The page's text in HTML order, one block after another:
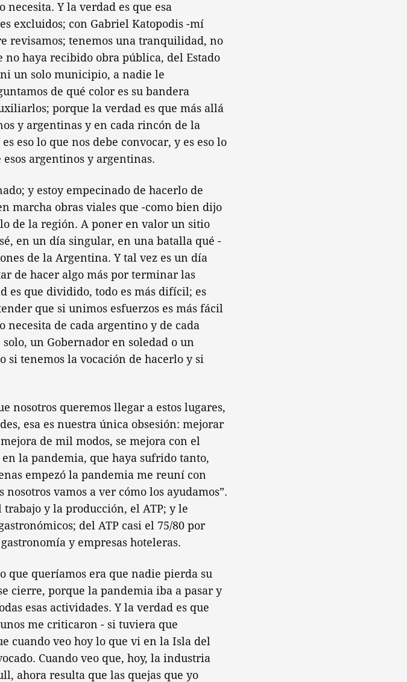
Y la verdad es que esa
excluidos; con Gabriel Katopodis -mí
revisamos; tenemos una tranquilidad, no
haya recibido obra pública, del Estado
un solo municipio, a nadie le
de qué color es su bandera
porque la verdad es que más allá
y argentinas y en cada rincón de la
eso lo que nos debe convocar, y es eso lo
argentinos y argentinas.
y estoy empecinado de hacerlo de
marcha obras viales que -como bien dijo
de la región. A poner en valor un sitio
en un día singular, en una batalla qué -
de la Argentina. Y tal vez es un día
de hacer algo más por terminar las
es que dividido, todo es más difícil; es
que si unimos esfuerzos es más fácil
necesita de cada argentino y de cada
un Gobernador en soledad o un
tenemos la vocación de hacerlo y si
nosotros queremos llegar a estos lugares,
esa es nuestra única obsesión: mejorar
de mil modos, se mejora con el
la pandemia, que haya sufrido tanto,
empezó la pandemia me reuní con
vamos a ver cómo los ayudamos”.
y la producción, el ATP; y le
del ATP casi el 75/80 por
y empresas hoteleras.
que queríamos era que nadie pierda su
cierre, porque la pandemia iba a pasar y
esas actividades. Y la verdad es que
me criticaron - si tuviera que
cuando veo hoy lo que vi en la Isla del
Cuando veo que, hoy, la industria
ahora resulta que las quejas que yo